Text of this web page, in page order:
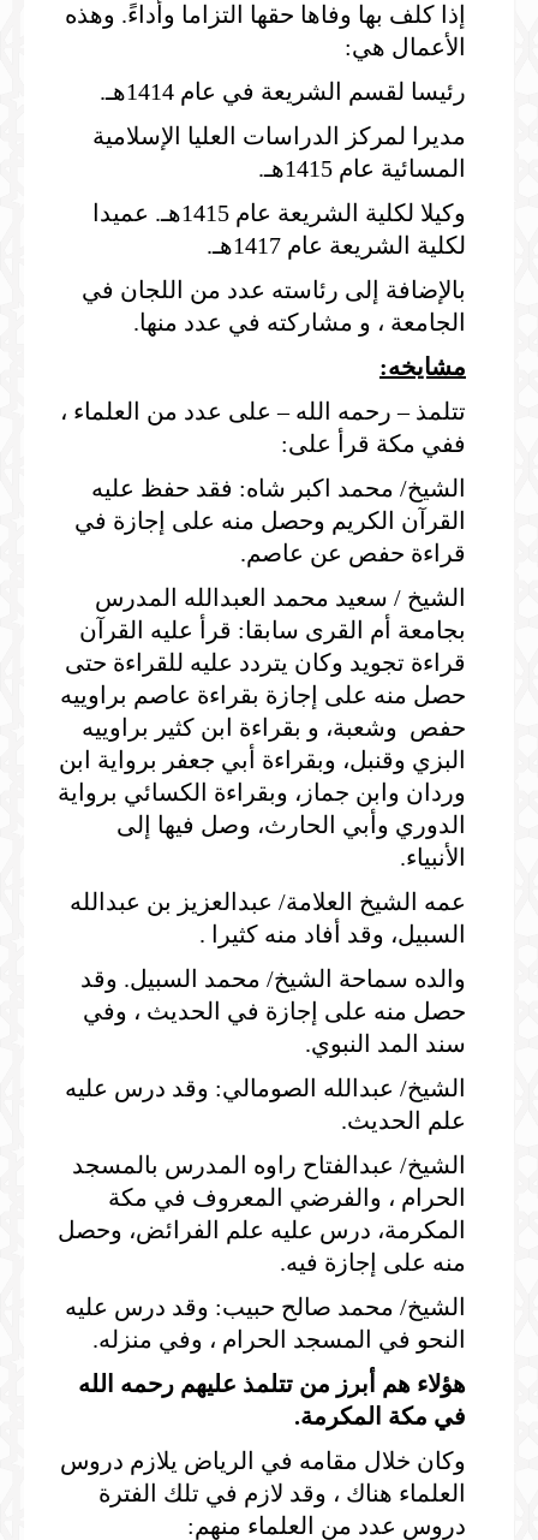
إذا كلف بها وفاها حقها التزاما وأداءً. وهذه
الأعمال هي:
رئيسا لقسم الشريعة في عام 1414هـ.
مديرا لمركز الدراسات العليا الإسلامية
المسائية عام 1415هـ.
وكيلا لكلية الشريعة عام 1415هـ. عميدا
لكلية الشريعة عام 1417هـ.
بالإضافة إلى رئاسته عدد من اللجان في
الجامعة ، و مشاركته في عدد منها.
مشايخه:
تتلمذ – رحمه الله – على عدد من العلماء ،
ففي مكة قرأ على:
الشيخ/ محمد اكبر شاه: فقد حفظ عليه
القرآن الكريم وحصل منه على إجازة في
قراءة حفص عن عاصم.
الشيخ / سعيد محمد العبدالله المدرس
بجامعة أم القرى سابقا: قرأ عليه القرآن
قراءة تجويد وكان يتردد عليه للقراءة حتى
حصل منه على إجازة بقراءة عاصم براوييه
حفص وشعبة، و بقراءة ابن كثير براوييه
البزي وقنبل، وبقراءة أبي جعفر برواية ابن
وردان وابن جماز، وبقراءة الكسائي برواية
الدوري وأبي الحارث، وصل فيها إلى
الأنبياء.
عمه الشيخ العلامة/ عبدالعزيز بن عبدالله
السبيل، وقد أفاد منه كثيرا .
والده سماحة الشيخ/ محمد السبيل. وقد
حصل منه على إجازة في الحديث ، وفي
سند المد النبوي.
الشيخ/ عبدالله الصومالي: وقد درس عليه
علم الحديث.
الشيخ/ عبدالفتاح راوه المدرس بالمسجد
الحرام ، والفرضي المعروف في مكة
المكرمة، درس عليه علم الفرائض، وحصل
منه على إجازة فيه.
الشيخ/ محمد صالح حبيب: وقد درس عليه
النحو في المسجد الحرام ، وفي منزله.
هؤلاء هم أبرز من تتلمذ عليهم رحمه الله
في مكة المكرمة.
وكان خلال مقامه في الرياض يلازم دروس
العلماء هناك ، وقد لازم في تلك الفترة
دروس عدد من العلماء منهم: